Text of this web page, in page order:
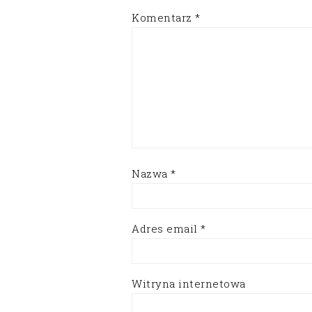
Komentarz *
Nazwa *
Adres email *
Witryna internetowa